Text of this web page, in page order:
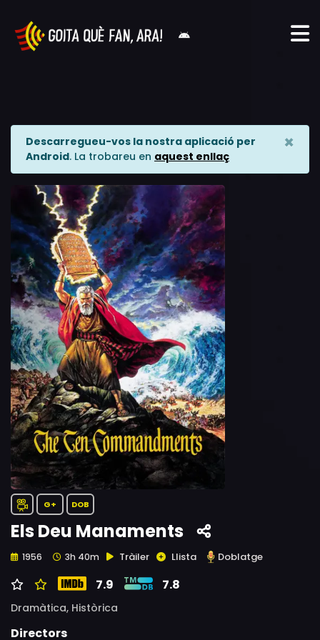
Descarregueu-vos la nostra aplicació per
Android. La trobareu en aquest enllaç
×
G+ DOB
Els Deu Manaments
1956 3h 40m Tràiler Llista Doblatge
7.9 7.8
Dramàtica, Històrica
Directors